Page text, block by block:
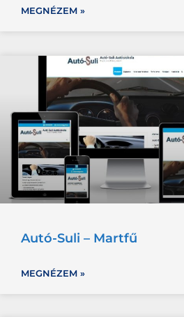
MEGNÉZEM »
Autó-Suli – Martfű
MEGNÉZEM »